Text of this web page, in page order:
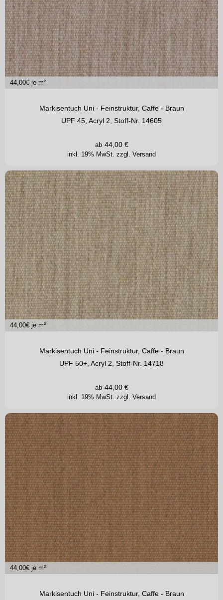
44,00€ je m²
Markisentuch Uni - Feinstruktur, Caffe - Braun
UPF 45, Acryl 2, Stoff-Nr. 14605
inkl. 19% MwSt. zzgl. Versand
ab 44,00€
44,00€ je m²
Markisentuch Uni - Feinstruktur, Caffe - Braun
UPF 50+, Acryl 2, Stoff-Nr. 14718
inkl. 19% MwSt. zzgl. Versand
ab 44,00€
44,00€ je m²
Markisentuch Uni - Feinstruktur, Caffe - Braun